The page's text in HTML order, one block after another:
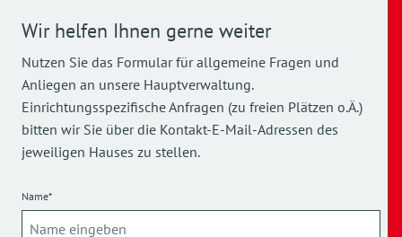
Wir helfen Ihnen gerne weiter
Nutzen Sie das Formular für allgemeine Fragen und
Anliegen an unsere Hauptverwaltung.
Einrichtungsspezifische Anfragen (zu freien Plätzen o.Ä.)
bitten wir Sie über die Kontakt-E-Mail-Adressen des
jeweiligen Hauses zu stellen.
Name*